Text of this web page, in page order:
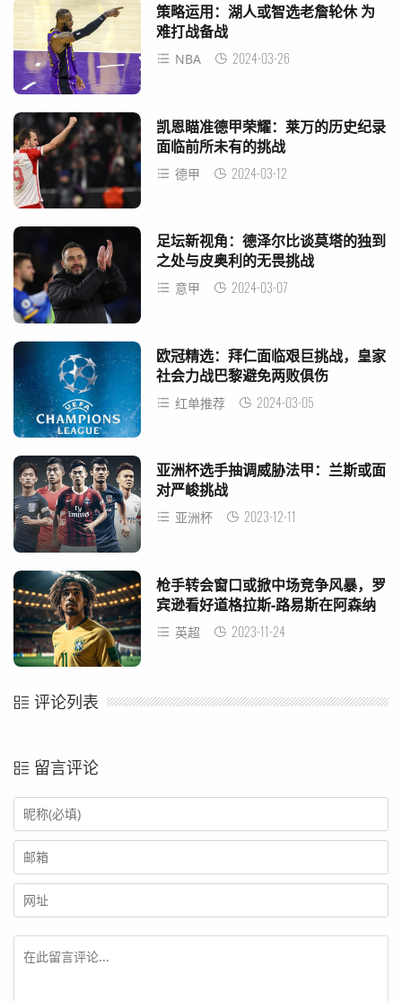
策略运用：湖人或智选老詹轮休 为
难打战备战
NBA 2024-03-26
凯恩瞄准德甲荣耀：莱万的历史纪录
面临前所未有的挑战
德甲 2024-03-12
足坛新视角：德泽尔比谈莫塔的独到
之处与皮奥利的无畏挑战
意甲 2024-03-07
欧冠精选：拜仁面临艰巨挑战，皇家
社会力战巴黎避免两败俱伤
红单推荐 2024-03-05
亚洲杯选手抽调威胁法甲：兰斯或面
对严峻挑战
亚洲杯 2023-12-11
枪手转会窗口或掀中场竞争风暴，罗
宾逊看好道格拉斯-路易斯在阿森纳
的发展
英超 2023-11-24
评论列表
留言评论